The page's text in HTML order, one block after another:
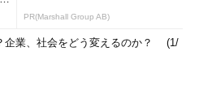
PR(Marshall Group AB)
企業、社会をどう変えるのか？ (1/